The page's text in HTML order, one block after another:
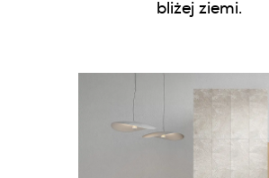
bliżej ziemi.